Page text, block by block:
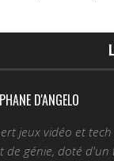
D'ANGELO
jeux vidéo et
de génie, doté